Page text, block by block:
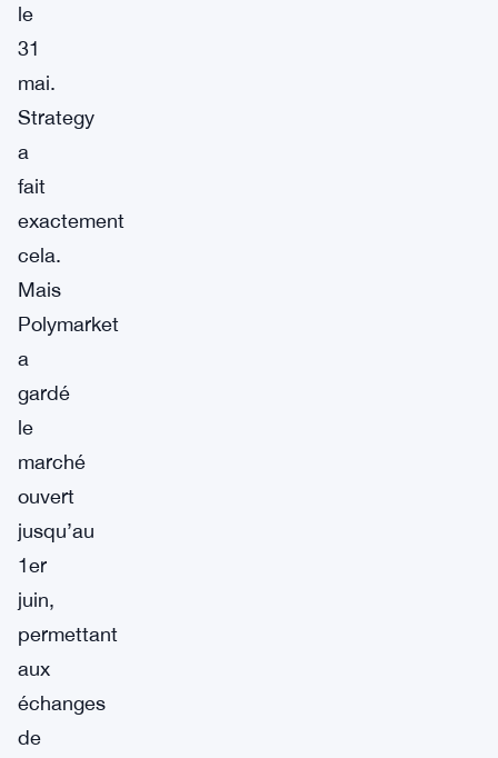
le
31
mai.
Strategy
a
fait
exactement
cela.
Mais
Polymarket
a
gardé
le
marché
ouvert
jusqu’au
1er
juin,
permettant
aux
échanges
de